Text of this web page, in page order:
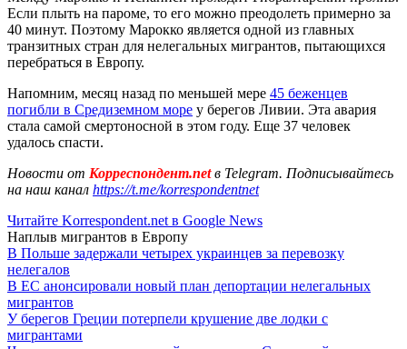
Если плыть на пароме, то его можно преодолеть примерно за
40 минут. Поэтому Марокко является одной из главных
транзитных стран для нелегальных мигрантов, пытающихся
перебраться в Европу.
Напомним, месяц назад по меньшей мере 45 беженцев
погибли в Средиземном море у берегов Ливии. Эта авария
стала самой смертоносной в этом году. Еще 37 человек
удалось спасти.
Новости от Корреспондент.netв Telegram. Подписывайтесь
на наш канал https://t.me/korrespondentnet
Читайте Korrespondent.net в Google News
Наплыв мигрантов в Европу
В Польше задержали четырех украинцев за перевозку
нелегалов
В ЕС анонсировали новый план депортации нелегальных
мигрантов
У берегов Греции потерпели крушение две лодки с
мигрантами